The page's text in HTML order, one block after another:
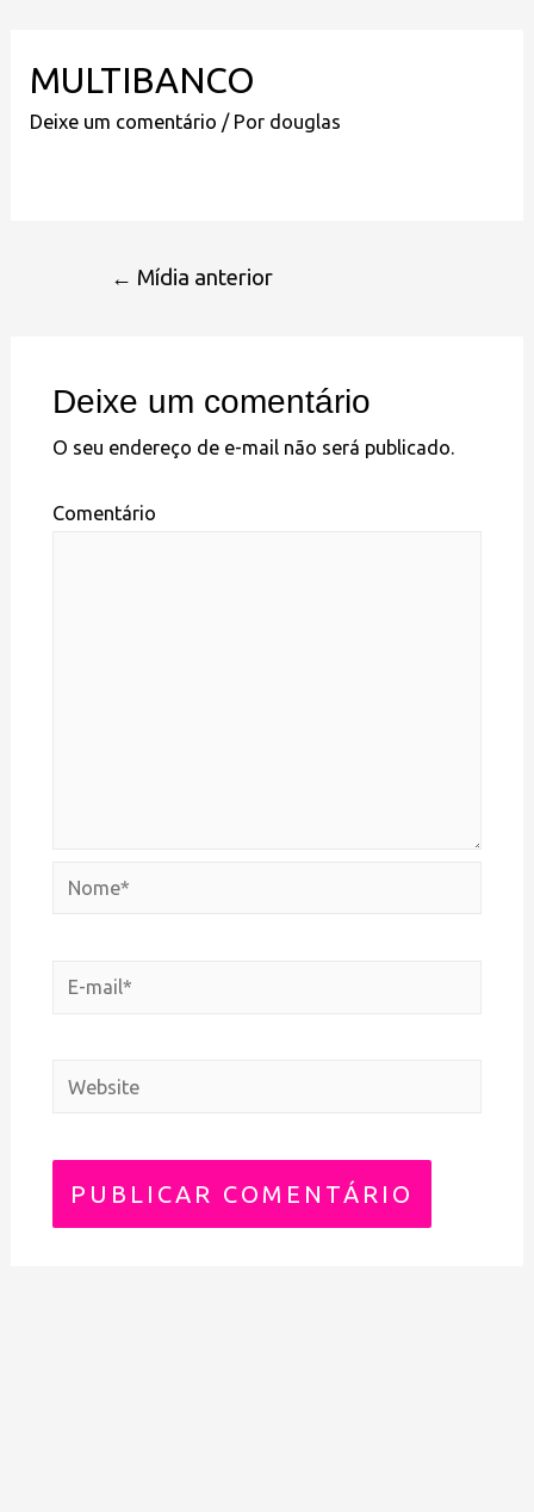
MULTIBANCO
Deixe um comentário / Por douglas
← Mídia anterior
Deixe um comentário
O seu endereço de e-mail não será publicado.
Comentário